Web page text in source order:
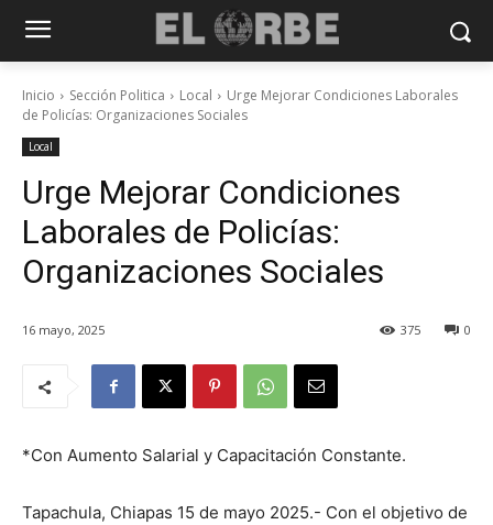
Inicio Sección Politica Local
Urge Mejorar Condiciones Laborales
de Policías: Organizaciones Sociales
Local
Urge Mejorar Condiciones
Laborales de Policías:
Organizaciones Sociales
16 mayo, 2025 0
375
*Con Aumento Salarial y Capacitación Constante.
Tapachula, Chiapas 15 de mayo 2025.- Con el objetivo de